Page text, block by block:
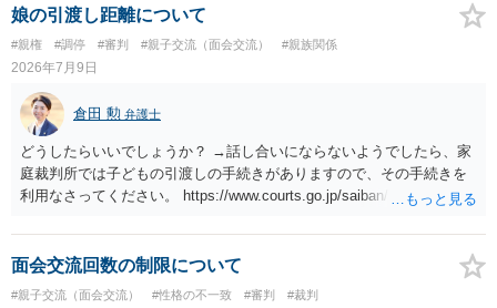
ィが課されたりするわけではなく、「残りのお金で自己責任で生活せ
よ」ということになるので、生活保護を受給することになった時はす
みやかに合意のための話し合いあるいは調停申立てをすべきでしょ
う。
娘の引渡し距離について
#親権 #調停 #審判 #親子交流（面会交流） #親族関係
2026年7月9日
倉田 勲 弁護士
どうしたらいいでしょうか？ →話し合いにならないようでしたら、家
庭裁判所では子どもの引渡しの手続きがありますので、その手続きを
利用なさってください。 https://www.courts.go.jp/saiban/syurui/syurui
面会交流回数の制限について
#親子交流（面会交流） #性格の不一致 #審判 #裁判